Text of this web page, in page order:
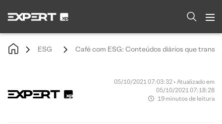
ESG Café com ESG: Conteúdos diários que
05/10/2021 07:03:32 • Atualizado em
05/10/2021 07:18:28
19 minutos de leitura